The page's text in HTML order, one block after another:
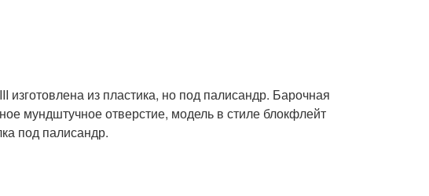
изготовлена из пластика, но под палисандр. Барочная
мундштучное отверстие, модель в стиле блокфлейт
под палисандр.